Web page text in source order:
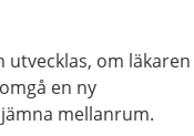
om läkaren
en ny
mellanrum.